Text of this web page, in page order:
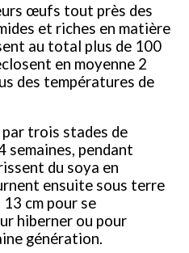
œufs tout près des
et riches en matière
au total plus de 100
en moyenne 2
des températures de
trois stades de
semaines, pendant
du soya en
ensuite sous terre
cm pour se
hiberner ou pour
génération.